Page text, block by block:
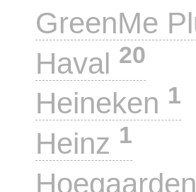
GreenMe
Haval 20
Heineken 1
Heinz 1
Hoegaarden